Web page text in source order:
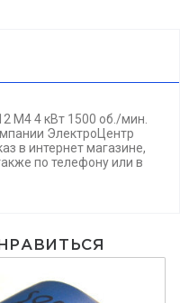
М4 4 кВт 1500 об./мин.
ЭлектроЦентр
в интернет магазине,
по телефонуили в